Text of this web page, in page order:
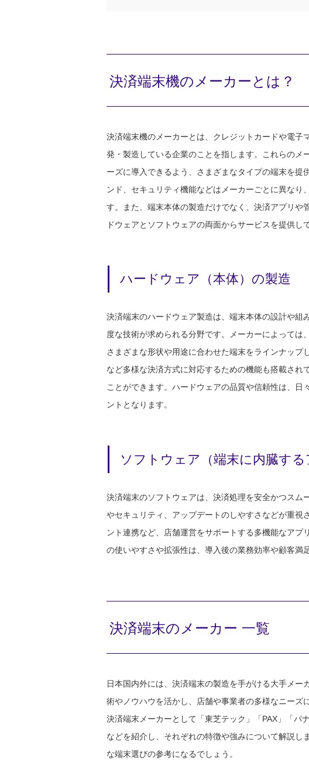
決済端末機のメーカーとは？
決済端末機のメーカーとは、クレジットカードや電子
発・製造している企業のことを指します。これらのメ
ーズに導入できるよう、さまざまなタイプの端末を
ンド、セキュリティ機能などはメーカーごとに異な
す。また、端末本体の製造だけでなく、決済アプリ
ドウェアとソフトウェアの両面からサービスを提供し
ハードウェア（本体）の製造
決済端末のハードウェア製造は、端末本体の設計や
度な技術が求められる分野です。メーカーによっては
さまざまな形状や用途に合わせた端末をラインナッ
など多様な決済方式に対応するための機能も搭載さ
ことができます。ハードウェアの品質や信頼性は、
ントとなります。
ソフトウェア（端末に内臓す
決済端末のソフトウェアは、決済処理を安全かつス
やセキュリティ、アップデートのしやすさなどが重視
ント連携など、店舗運営をサポートする多機能なア
の使いやすさや拡張性は、導入後の業務効率や顧客満
決済端末のメーカー 一覧
日本国内外には、決済端末の製造を手がける大手メ
術やノウハウを活かし、店舗や事業者の多様なニー
決済端末メーカーとして「東芝テック」「PAX」「パ
などを紹介し、それぞれの特徴や強みについて解説
な端末選びの参考になるでしょう。